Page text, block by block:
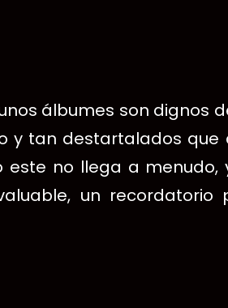
álbumes son dignos
y tan destartalados que
este no llega a
un recordatorio